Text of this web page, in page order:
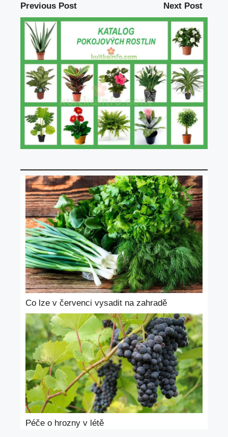
Previous Post Next Post
Co lze v červenci vysadit na zahradě
Péče o hrozny v létě